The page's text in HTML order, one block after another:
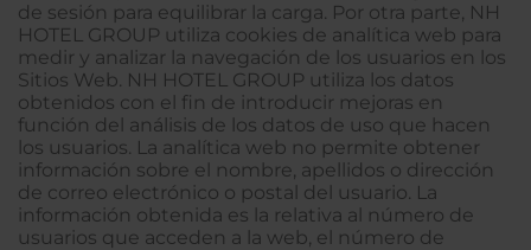
de sesión para equilibrar la carga. Por otra parte, NH
HOTEL GROUP utiliza cookies de analítica web para
medir y analizar la navegación de los usuarios en los
Sitios Web. NH HOTEL GROUP utiliza los datos
obtenidos con el fin de introducir mejoras en
función del análisis de los datos de uso que hacen
los usuarios. La analítica web no permite obtener
información sobre el nombre, apellidos o dirección
de correo electrónico o postal del usuario. La
información obtenida es la relativa al número de
usuarios que acceden a la web, el número de